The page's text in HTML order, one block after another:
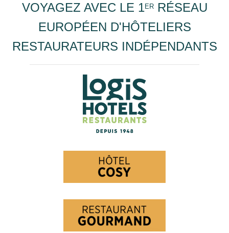
VOYAGEZ AVEC LE 1ERRÉSEAU
EUROPÉEN D'HÔTELIERS
RESTAURATEURS INDÉPENDANTS